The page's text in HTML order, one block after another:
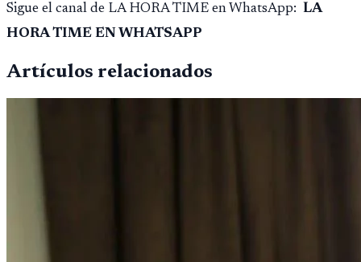
Sigue el canal de LA HORA TIME en WhatsApp: LA
HORA TIME EN WHATSAPP
Artículos relacionados